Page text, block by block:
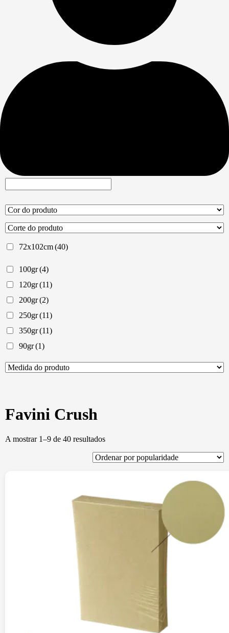
72x102cm(40)
100gr(4)
120gr(11)
200gr(2)
250gr(11)
350gr(11)
90gr(1)
Favini Crush
A mostrar 1–9 de 40 resultadosOrdenado
popularidade